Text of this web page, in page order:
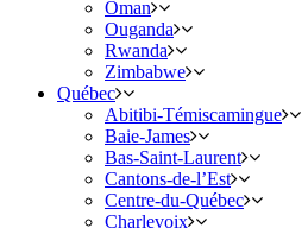
Oman
Ouganda
Rwanda
Zimbabwe
Québec
Abitibi-Témiscamingue
Baie-James
Bas-Saint-Laurent
Cantons-de-l’Est
Centre-du-Québec
Charlevoix